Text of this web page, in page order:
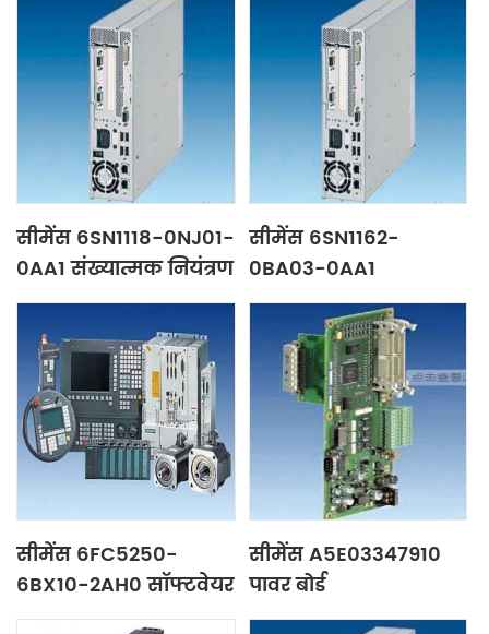
सीमेंस 6SN1118-0NJ01-
0AA1 संख्यात्मक नियंत्रण
इकाई
सीमेंस 6SN1162-
0BA03-0AA1
संख्यात्मक नियंत्रण इकाई
सीमेंस 6FC5250-
6BX10-2AH0 सॉफ्टवेयर
सीमेंस A5E03347910
पावर बोर्ड